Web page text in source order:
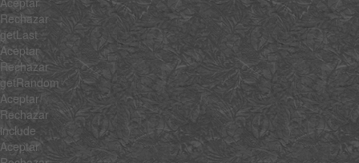
Rechazar
getLast
Aceptar
Rechazar
getRandom
Aceptar
Rechazar
include
Aceptar